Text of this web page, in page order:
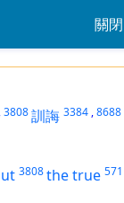
關閉
,3808訓誨 3384 ,8688
3808the true 571